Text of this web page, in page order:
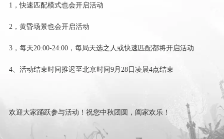
1，快速匹配模式也会开启活动
2，黄昏场景也会开启活动
3，每天20:00-24:00，每局天选之人或快速匹配都将开启活动
4、活动结束时间推迟至北京时间9月28日凌晨4点结束
欢迎大家踊跃参与活动！祝您中秋团圆，阖家欢乐！